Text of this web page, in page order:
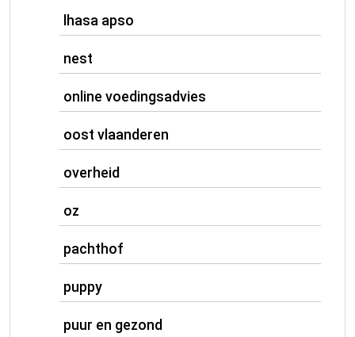
lhasa apso
nest
online voedingsadvies
oost vlaanderen
overheid
oz
pachthof
puppy
puur en gezond